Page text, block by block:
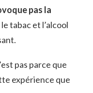
pas la
tabac et l’alcool
pas parce que
expérience que